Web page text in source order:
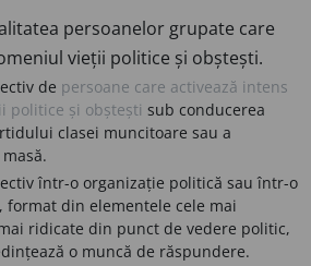
persoanelor grupate care
vieții politice și obștești.
de persoane care activează intens
politice și obștești sub conducerea
clasei muncitoare sau a
într-o organizație politică sau într-o
format din elementele cele mai
ridicate din punct de vedere politic,
o muncă de răspundere.